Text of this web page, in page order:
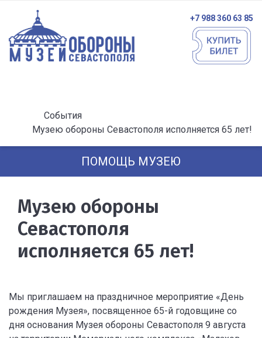
+7 988 360 63 85
События
Музею обороны Севастополя исполняется 65 лет!
ПОМОЩЬ МУЗЕЮ
Музею обороны
Севастополя
исполняется 65 лет!
Мы приглашаем на праздничное мероприятие «День
рождения Музея», посвященное 65-й годовщине со
дня основания Музея обороны Севастополя 9 августа